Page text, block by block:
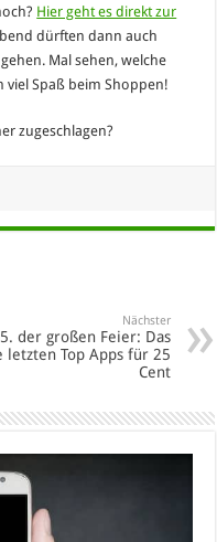
Hier geht es direkt zur
dürften dann auch
Mal sehen, welche
viel Spaß beim Shoppen!
zugeschlagen?
Nächster
5. der großen Feier: Das
letzten Top Apps für 25
Cent